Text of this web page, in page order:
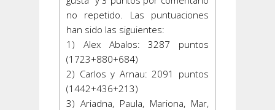
no repetido. Las puntuaciones
han sido las siguientes:
1) Alex Abalos: 3287 puntos
(1723+880+684)
2) Carlos y Arnau: 2091 puntos
(1442+436+213)
3) Ariadna, Paula, Mariona, Mar,